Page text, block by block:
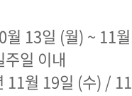
13일 (월) ~ 11
일 이내
11월 19일 (수) /